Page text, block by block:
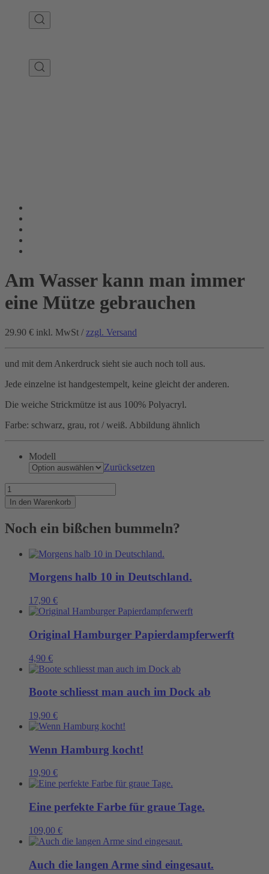
Am Wasser kann man immer
eine Mütze gebrauchen
29.90 € inkl. MwSt / zzgl. Versand
und mit dem Ankerdruck sieht sie auch noch toll aus.
Jede einzelne ist handgestempelt, keine gleicht der anderen.
Die weiche Strickmütze ist aus 100% Polyacryl.
Farbe: schwarz, grau, rot / weiß. Abbildung ähnlich
Modell
Zurücksetzen
Am
Wasser
kann
immer
Mütze
Menge
In den Warenkorb
Noch ein bißchen bummeln?
Morgens halb 10 in Deutschland.
17,90 €
Original Hamburger Papierdampferwerft
4,90 €
Boote schliesst man auch im Dock ab
19,90 €
Wenn Hamburg kocht!
19,90 €
Eine perfekte Farbe für graue Tage.
109,00 €
Auch die langen Arme sind eingesaut.